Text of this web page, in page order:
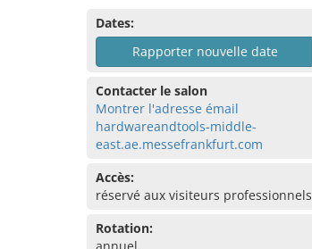
Dates:
Rapporter nouvelle date
Contacter le salon
Montrer l'adresse émail
hardwareandtools-middle-
east.ae.messefrankfurt.com
Accès:
réservé aux visiteurs professionnels
Rotation: